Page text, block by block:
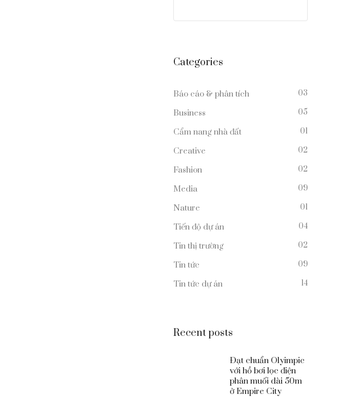
Categories
Báo cáo & phân tích 03
Business 05
Cẩm nang nhà đất 01
Creative 02
Fashion 02
Media 09
Nature 01
Tiến độ dự án 04
Tin thị trường 02
Tin tức 09
Tin tức dự án 14
Recent posts
Đạt chuẩn Olyimpic
với hồ bơi lọc điện
phân muối dài 50m
ở Empire City